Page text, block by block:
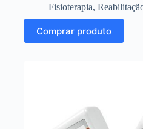
Fisioterapia,
Comprar produto